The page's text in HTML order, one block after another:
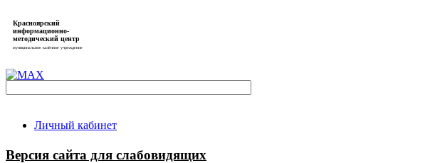
Красноярский
информационно-
методический центр
муниципальное казённое учреждение
Личный кабинет
Версия сайта для слабовидящих